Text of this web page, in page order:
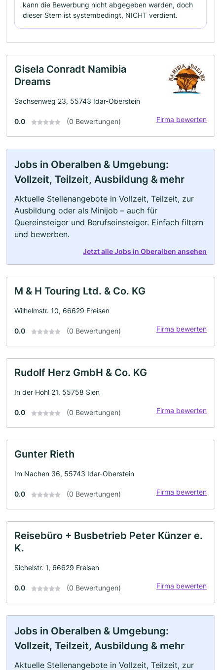
kann die Bewerbung nicht abgegeben warden, doch
dieser Stern ist systembedingt, NICHT verdient.
Gisela Conradt Namibia
Dreams
Sachsenweg 23, 55743 Idar-Oberstein
0.0 (0 Bewertungen) Firma bewerten
Jobs in Oberalben & Umgebung:
Vollzeit, Teilzeit, Ausbildung & mehr
Aktuelle Stellenangebote in Vollzeit, Teilzeit, zur
Ausbildung oder als Minijob – auch für
Quereinsteiger und Berufseinsteiger. Einfach filtern
und bewerben.
Jetzt alle Jobs in Oberalben ansehen
M & H Touring Ltd. & Co. KG
Wilhelmstr. 10, 66629 Freisen
0.0 (0 Bewertungen) Firma bewerten
Rudolf Herz GmbH & Co. KG
In der Hohl 21, 55758 Sien
0.0 (0 Bewertungen) Firma bewerten
Gunter Rieth
Im Nachen 36, 55743 Idar-Oberstein
0.0 (0 Bewertungen) Firma bewerten
Reisebüro + Busbetrieb Peter Künzer e.
K.
Sichelstr. 1, 66629 Freisen
0.0 (0 Bewertungen) Firma bewerten
Jobs in Oberalben & Umgebung:
Vollzeit, Teilzeit, Ausbildung & mehr
Aktuelle Stellenangebote in Vollzeit, Teilzeit, zur